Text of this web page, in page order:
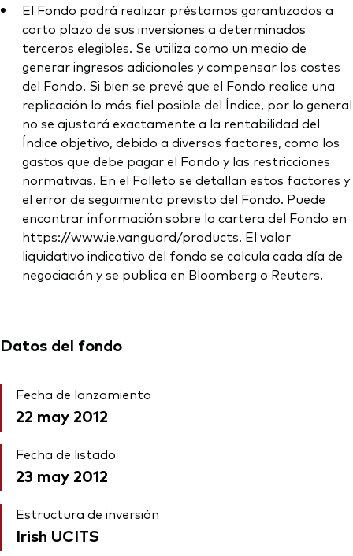
El Fondo podrá realizar préstamos garantizados a
corto plazo de sus inversiones a determinados
terceros elegibles. Se utiliza como un medio de
generar ingresos adicionales y compensar los costes
del Fondo. Si bien se prevé que el Fondo realice una
replicación lo más fiel posible del Índice, por lo general
no se ajustará exactamente a la rentabilidad del
Índice objetivo, debido a diversos factores, como los
gastos que debe pagar el Fondo y las restricciones
normativas. En el Folleto se detallan estos factores y
el error de seguimiento previsto del Fondo. Puede
encontrar información sobre la cartera del Fondo en
https://www.ie.vanguard/products. El valor
liquidativo indicativo del fondo se calcula cada día de
negociación y se publica en Bloomberg o Reuters.
Datos del fondo
Fecha de lanzamiento
22 may 2012
Fecha de listado
23 may 2012
Estructura de inversión
Irish UCITS